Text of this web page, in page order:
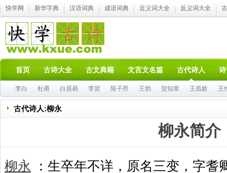
快学网 新华字典 汉语词典 成语词典 近义词大全 反义词大全
首页 古诗大全 古文典籍 文言文名篇 古代诗人
李白 杜甫 白居易 李贺 陈子昂 王勃 贺知章 王昌龄 王
古代诗人:柳永
柳永简介
柳永 ：生卒年不详，原名三变，字耆